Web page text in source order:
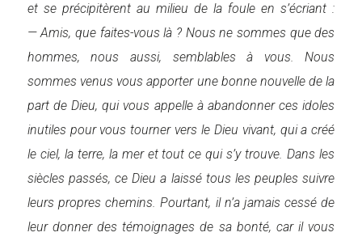
et se précipitèrent au milieu de la foule en s’écriant :
— Amis, que faites-vous là ? Nous ne sommes que des
hommes, nous aussi, semblables à vous. Nous
sommes venus vous apporter une bonne nouvelle de la
part de Dieu, qui vous appelle à abandonner ces idoles
inutiles pour vous tourner vers le Dieu vivant, qui a créé
le ciel, la terre, la mer et tout ce qui s’y trouve. Dans les
siècles passés, ce Dieu a laissé tous les peuples suivre
leurs propres chemins. Pourtant, il n’a jamais cessé de
leur donner des témoignages de sa bonté, car il vous